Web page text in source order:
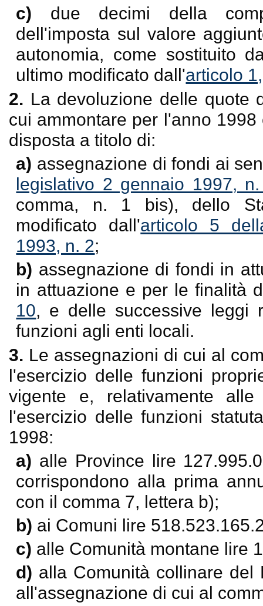
c) due decimi della
dell'imposta sul valore
autonomia, come sostituito
ultimo modificato dall'articolo
2. La devoluzione delle quote
cui ammontare per l'anno
disposta a titolo di:
a) assegnazione di fondi ai
legislativo 2 gennaio 1997,
comma, n. 1 bis), dello
modificato dall'articolo 5
1993, n. 2;
b) assegnazione di fondi in
in attuazione e per le finalità
10, e delle successive leggi
funzioni agli enti locali.
3. Le assegnazioni di cui al
l'esercizio delle funzioni
vigente e, relativamente
l'esercizio delle funzioni
1998:
a) alle Province lire
corrispondono alla prima
con il comma 7, lettera b);
b) ai Comuni lire
c) alle Comunità montane lire
d) alla Comunità collinare del
all'assegnazione di cui al